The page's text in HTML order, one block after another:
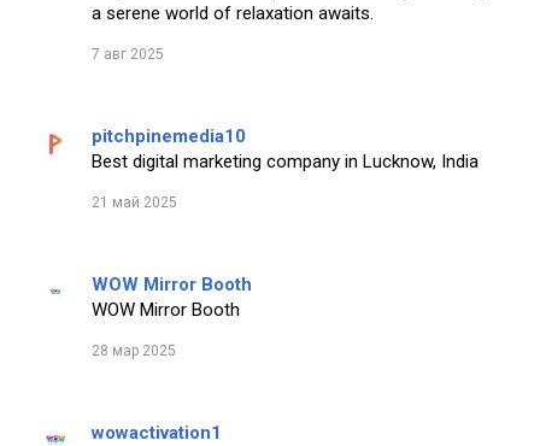
a serene world of relaxation awaits.
7 авг 2025
pitchpinemedia10
Best digital marketing company in Lucknow, India
21 май 2025
WOW Mirror Booth
WOW Mirror Booth
28 мар 2025
wowactivation1